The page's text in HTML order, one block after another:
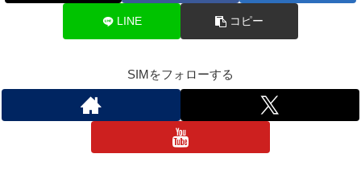
LINE コピー
SIMをフォローする